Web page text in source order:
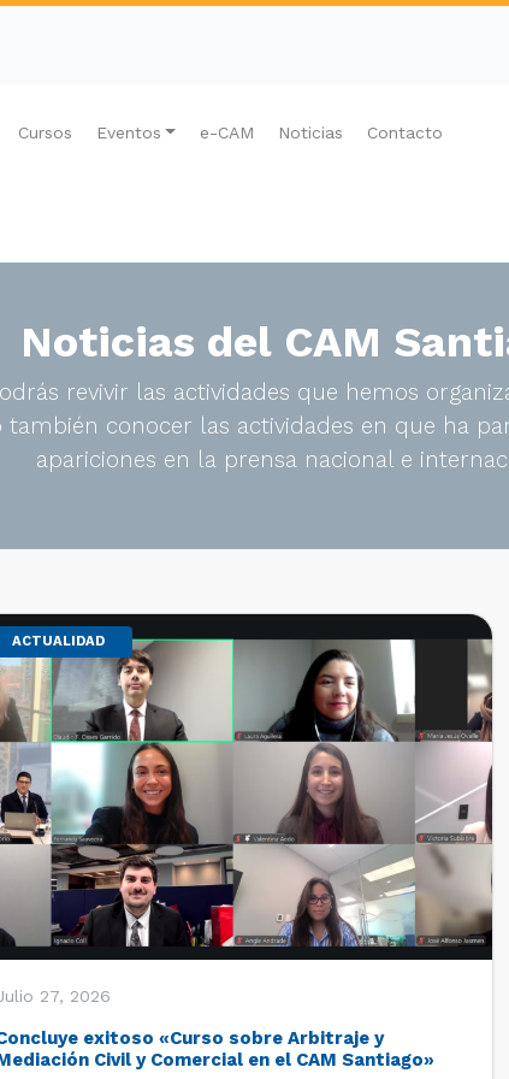
Cursos Eventos e-CAM Noticias Contacto
Noticias del CAM
revivir las actividades que hemos
también conocer las actividades en que ha
apariciones en la prensa nacional e
ACTUALIDAD
27, 2026
exitoso «Curso sobre Arbitraje y
Civil y Comercial en el CAM Santiago»